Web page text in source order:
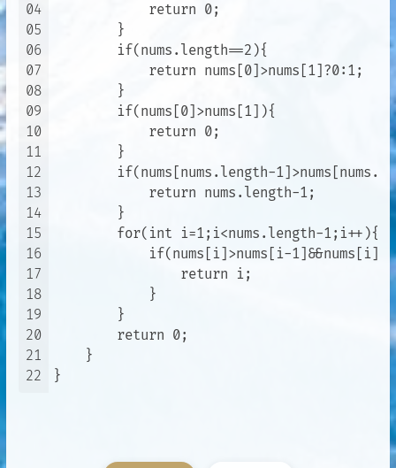
04
05
06
07
08
09
10
11
12
13
14
15
16
17
18
19
20
21
22
            return 0;
        }
        if(nums.length==2){
            return nums[0]>nums[1]?0:1;
        }
        if(nums[0]>nums[1]){
            return 0;
        }
if(nums[nums.length-
            return nums.length-1;
        }
        for(int i=1;i<nums.length-1;i++){
if(nums[i]>nums[i-
                return i;
            }
        }
        return 0;
    }